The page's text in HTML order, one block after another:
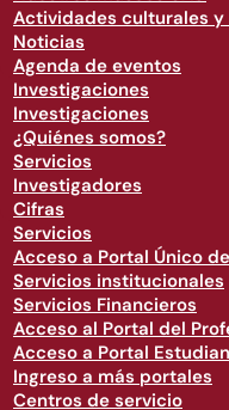
Actividades culturales
Noticias
Agenda de eventos
Investigaciones
Investigaciones
¿Quiénes somos?
Servicios
Investigadores
Cifras
Servicios
Acceso a Portal Único
Servicios institucionales
Servicios Financieros
Acceso al Portal del
Acceso a Portal
Ingreso a más portales
Centros de servicio